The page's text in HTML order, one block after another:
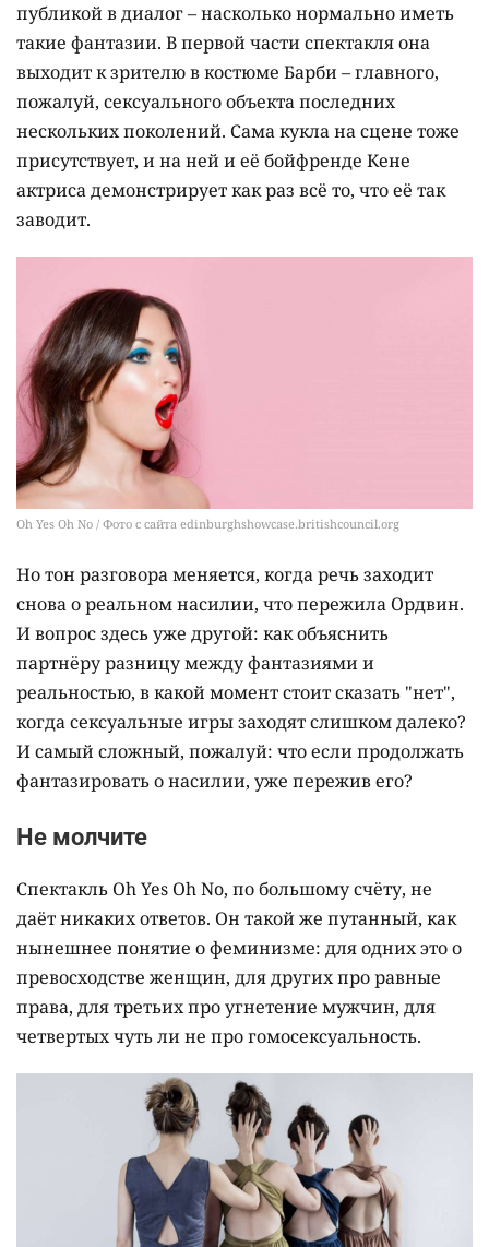
публикой в диалог – насколько нормально иметь
такие фантазии. В первой части спектакля она
выходит к зрителю в костюме Барби – главного,
пожалуй, сексуального объекта последних
нескольких поколений. Сама кукла на сцене тоже
присутствует, и на ней и её бойфренде Кене
актриса демонстрирует как раз всё то, что её так
заводит.
Oh Yes Oh No / Фото с сайта edinburghshowcase.britishcouncil.org
Но тон разговора меняется, когда речь заходит
снова о реальном насилии, что пережила Ордвин.
И вопрос здесь уже другой: как объяснить
партнёру разницу между фантазиями и
реальностью, в какой момент стоит сказать "нет",
когда сексуальные игры заходят слишком далеко?
И самый сложный, пожалуй: что если продолжать
фантазировать о насилии, уже пережив его?
Не молчите
Спектакль Oh Yes Oh No, по большому счёту, не
даёт никаких ответов. Он такой же путанный, как
нынешнее понятие о феминизме: для одних это о
превосходстве женщин, для других про равные
права, для третьих про угнетение мужчин, для
четвертых чуть ли не про гомосексуальность.